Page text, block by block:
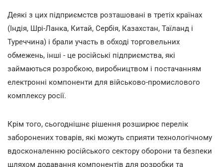
Деякі з цих підприємстсв розташовані в третіх країнах
(Індія, Шрі-Ланка, Китай, Сербія, Казахстан, Таїланд і
Туреччина) і брали участь в обході торговельних
обмежень, інші - це російські підприємства, які
займаються розробкою, виробництвом і постачанням
електронні компоненти для військово-промислового
комплексу росії.
Крім того, сьогоднішнє рішення розширює перелік
заборонених товарів, які можуть сприяти технологічному
вдосконаленню російського сектору оборони та безпеки
шляхом додавання компонентів для розробки та